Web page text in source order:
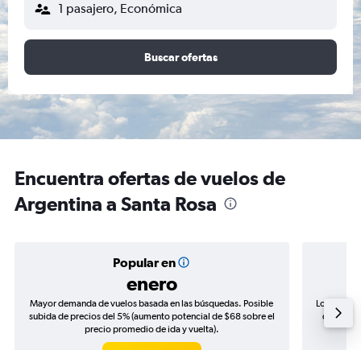
1 pasajero, Económica
Buscar ofertas
Encuentra ofertas de vuelos de
Argentina a Santa Rosa
Popular en
enero
Mayor demanda de vuelos basada en las búsquedas. Posible
subida de precios del 5% (aumento potencial de $68 sobre el
precio promedio de ida y vuelta).
Los
de